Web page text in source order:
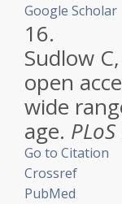
Google Scholar
16.
Sudlow
open
wide
age.
Go to Citation
Crossref
PubMed